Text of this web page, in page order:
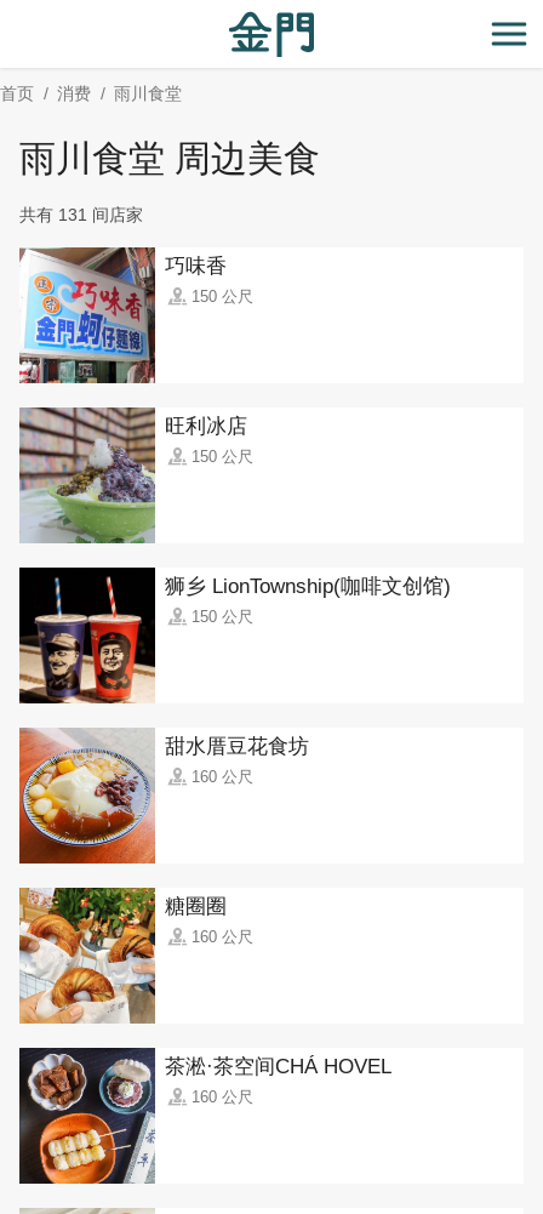
主
要
开
首页 消费 雨川食堂
雨川食堂 周边美食
共有 131 间店家
巧味香
150 公尺
旺利冰店
150 公尺
狮乡 LionTownship(咖啡文创馆)
150 公尺
甜水厝豆花食坊
160 公尺
糖圈圈
160 公尺
茶淞·茶空间CHÁ HOVEL
160 公尺